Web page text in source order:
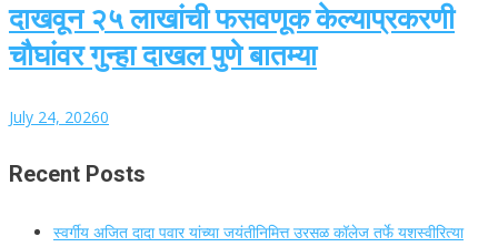
दाखवून २५ लाखांची फसवणूक केल्याप्रकरणी
चौघांवर गुन्हा दाखल पुणे बातम्या
July 24, 20260
Recent Posts
स्वर्गीय अजित दादा पवार यांच्या जयंतीनिमित्त उरसळ कॉलेज तर्फे यशस्वीरित्या